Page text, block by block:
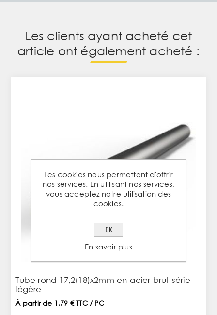
Les clients ayant acheté cet
article ont également acheté :
Tube rond 17,2(18)x2mm en acier brut série
légère
À partir de 1,79 € TTC / PC
Les cookies nous permettent d'offrir
nos services. En utilisant nos services,
vous acceptez notre utilisation des
cookies.
OK
En savoir plus